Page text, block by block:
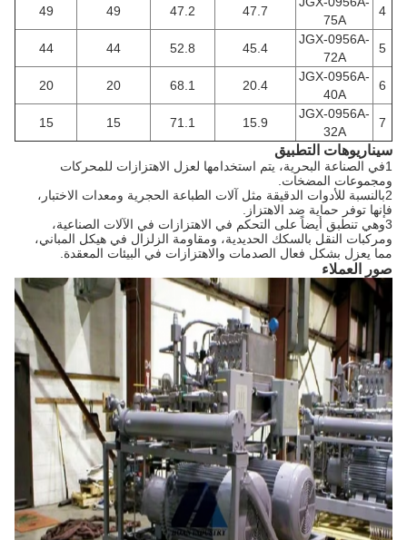
4
75A
47.7
47.2
49
49
5
JGX-0956A-
72A
45.4
52.8
44
44
JGX-0956A-
40A
20.4
68.1
20
20
JGX-0956A-
32A
15.9
71.1
15
15
سيناريوهات التطبيق
1في الصناعة البحرية، يتم استخدامها لعزل الاهتزازات للمحركات
ومجموعات المضخات.
2بالنسبة للأدوات الدقيقة مثل آلات الطباعة الحجرية ومعدات الاختبار،
فإنها توفر حماية ضد الاهتزاز.
3وهي تنطبق أيضاً على التحكم في الاهتزازات في الآلات الصناعية،
ومركبات النقل بالسكك الحديدية، ومقاومة الزلزال في هيكل المباني،
مما يعزل بشكل فعال الصدمات والاهتزازات في البيئات المعقدة.
صور العملاء